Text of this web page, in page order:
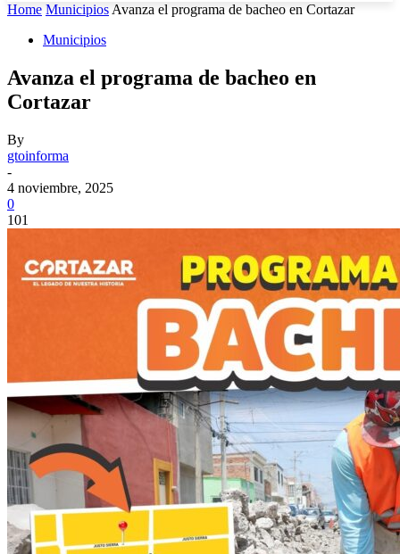
Home Municipios Avanza el programa de bacheo en Cortazar
Municipios
Avanza el programa de bacheo en
Cortazar
By
gtoinforma
-
4 noviembre, 2025
0
101